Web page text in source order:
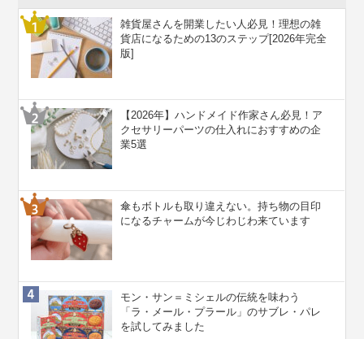
雑貨屋さんを開業したい人必見！理想の雑
貨店になるための13のステップ[2026年完全
版]
【2026年】ハンドメイド作家さん必見！ア
クセサリーパーツの仕入れにおすすめの企
業5選
傘もボトルも取り違えない。持ち物の目印
になるチャームが今じわじわ来ています
モン・サン＝ミシェルの伝統を味わう
「ラ・メール・プラール」のサブレ・パレ
を試してみました